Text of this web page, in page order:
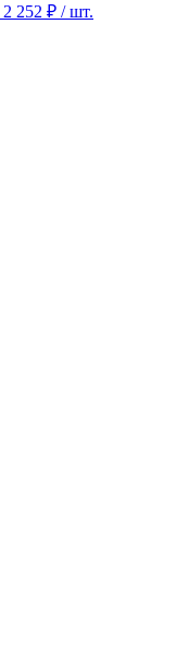
2 252 ₽ / шт.